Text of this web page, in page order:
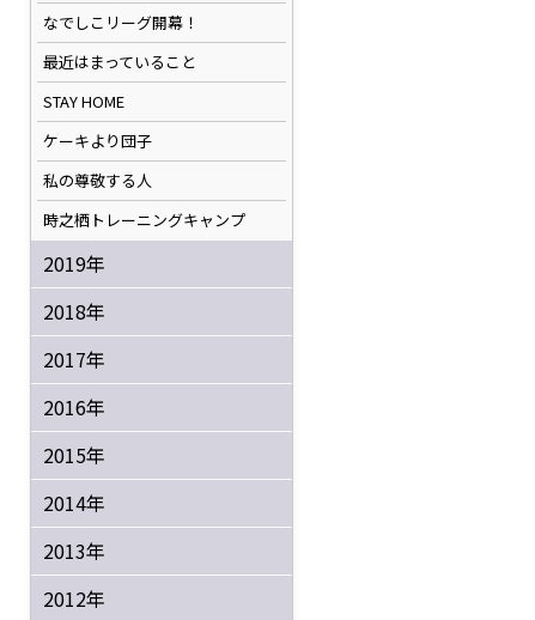
なでしこリーグ開幕！
最近はまっていること
STAY HOME
ケーキより団子
私の尊敬する人
時之栖トレーニングキャンプ
2019年
2018年
2017年
2016年
2015年
2014年
2013年
2012年